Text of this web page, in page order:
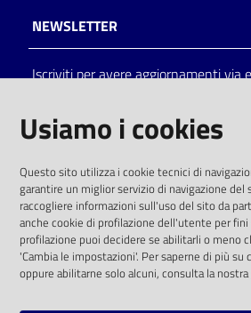
Catalogo
on line
Eventi
Chiedi al
bibliotecario
NEWSLETTER
Iscriviti per avere aggiornamenti via
solo alle condizioni previste dalla
comunitaria 2003/98/CE e dal
SOCIAL
Instagram
Usiamo i cookies
Questo sito utilizza i cookie tecnici di
garantire un miglior servizio di navigazione
raccogliere informazioni sull'uso del sito da
anche cookie di profilazione dell'utente per
profilazione puoi decidere se abilitarli o meno
'Cambia le impostazioni'. Per saperne di più su
oppure abilitarne solo alcuni, consulta la nostra